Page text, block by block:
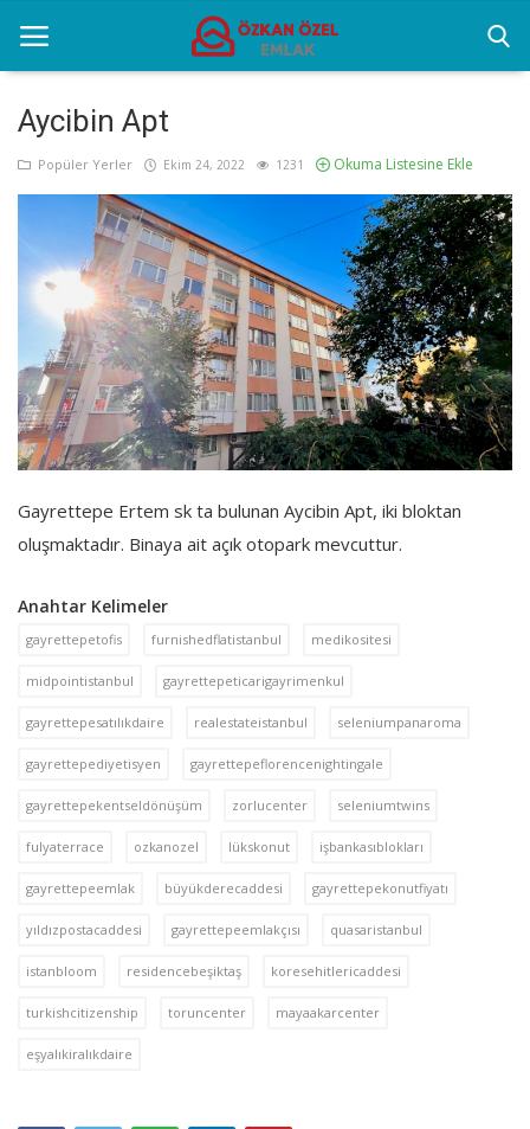
Anasayfa
Popüler Yerler
Gayrettepe Projeler
Galeri
İletişim
Türkçe
Aycibin Apt
Popüler Yerler Ekim 24, 2022 1231 Okuma Listesine Ekle
Gayrettepe Ertem sk ta bulunan Aycibin Apt, iki bloktan
oluşmaktadır. Binaya ait açık otopark mevcuttur.
Anahtar Kelimeler
gayrettepetofis furnishedflatistanbul medikositesi
midpointistanbul gayrettepeticarigayrimenkul
gayrettepesatılıkdaire realestateistanbul seleniumpanaroma
gayrettepediyetisyen gayrettepeflorencenightingale
gayrettepekentseldönüşüm zorlucenter seleniumtwins
fulyaterrace ozkanozel lükskonut işbankasıblokları
gayrettepeemlak büyükderecaddesi gayrettepekonutfiyatı
yıldızpostacaddesi gayrettepeemlakçısı quasaristanbul
istanbloom residencebeşiktaş koresehitlericaddesi
turkishcitizenship toruncenter mayaakarcenter
eşyalıkiralıkdaire